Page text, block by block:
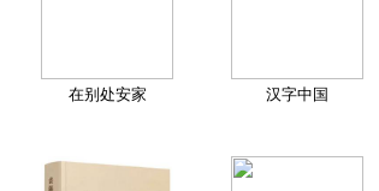
在别处安家 汉字中国